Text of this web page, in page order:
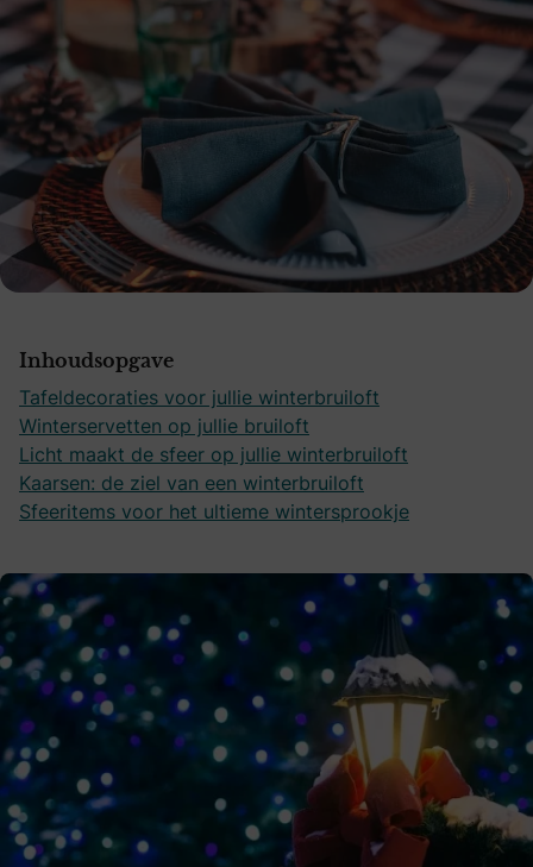
Inhoudsopgave
Tafeldecoraties voor jullie winterbruiloft
Winterservetten op jullie bruiloft
Licht maakt de sfeer op jullie winterbruiloft
Kaarsen: de ziel van een winterbruiloft
Sfeeritems voor het ultieme wintersprookje